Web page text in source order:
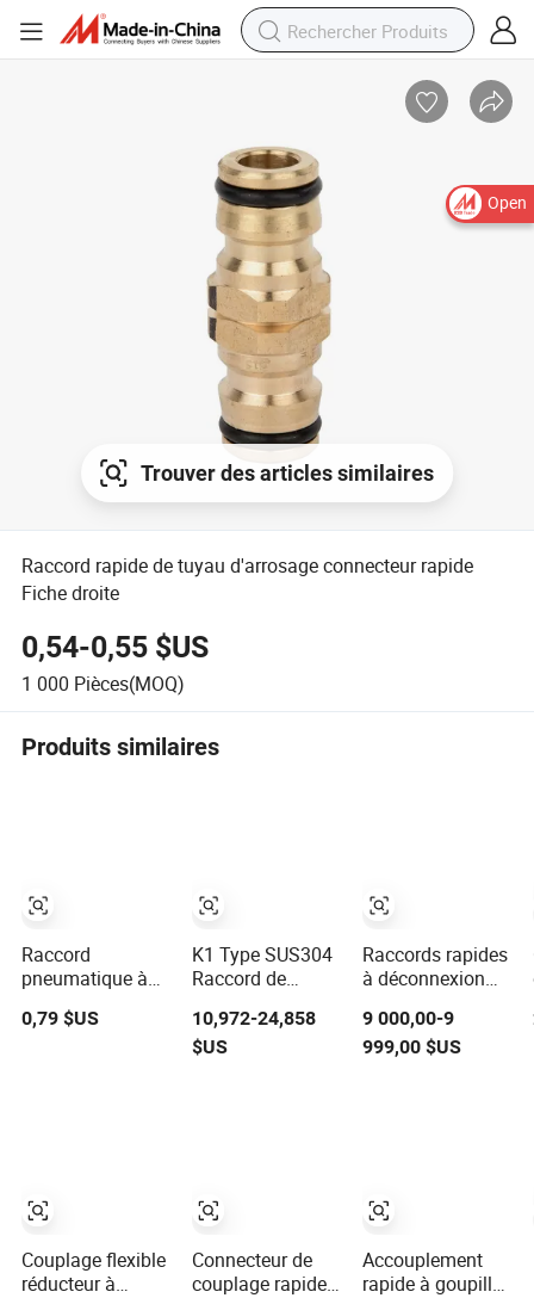
Open
Trouver des articles similaires
Raccord rapide de tuyau d'arrosage connecteur rapide
Fiche droite
0,54-0,55 $US
1 000 Pièces(MOQ)
Produits similaires
Raccord
pneumatique à
connexion rapide
étanche aux
0,79 $US
Couplage flexible
réducteur à
K1 Type SUS304
Raccord de
Haute Pression
pour Fluide
10,972-24,858
$US
Connecteur de
couplage rapide à
Raccords rapides
à déconnexion
performance pour
des connexions
9 000,00-9
999,00 $US
Accouplement
rapide à goupille